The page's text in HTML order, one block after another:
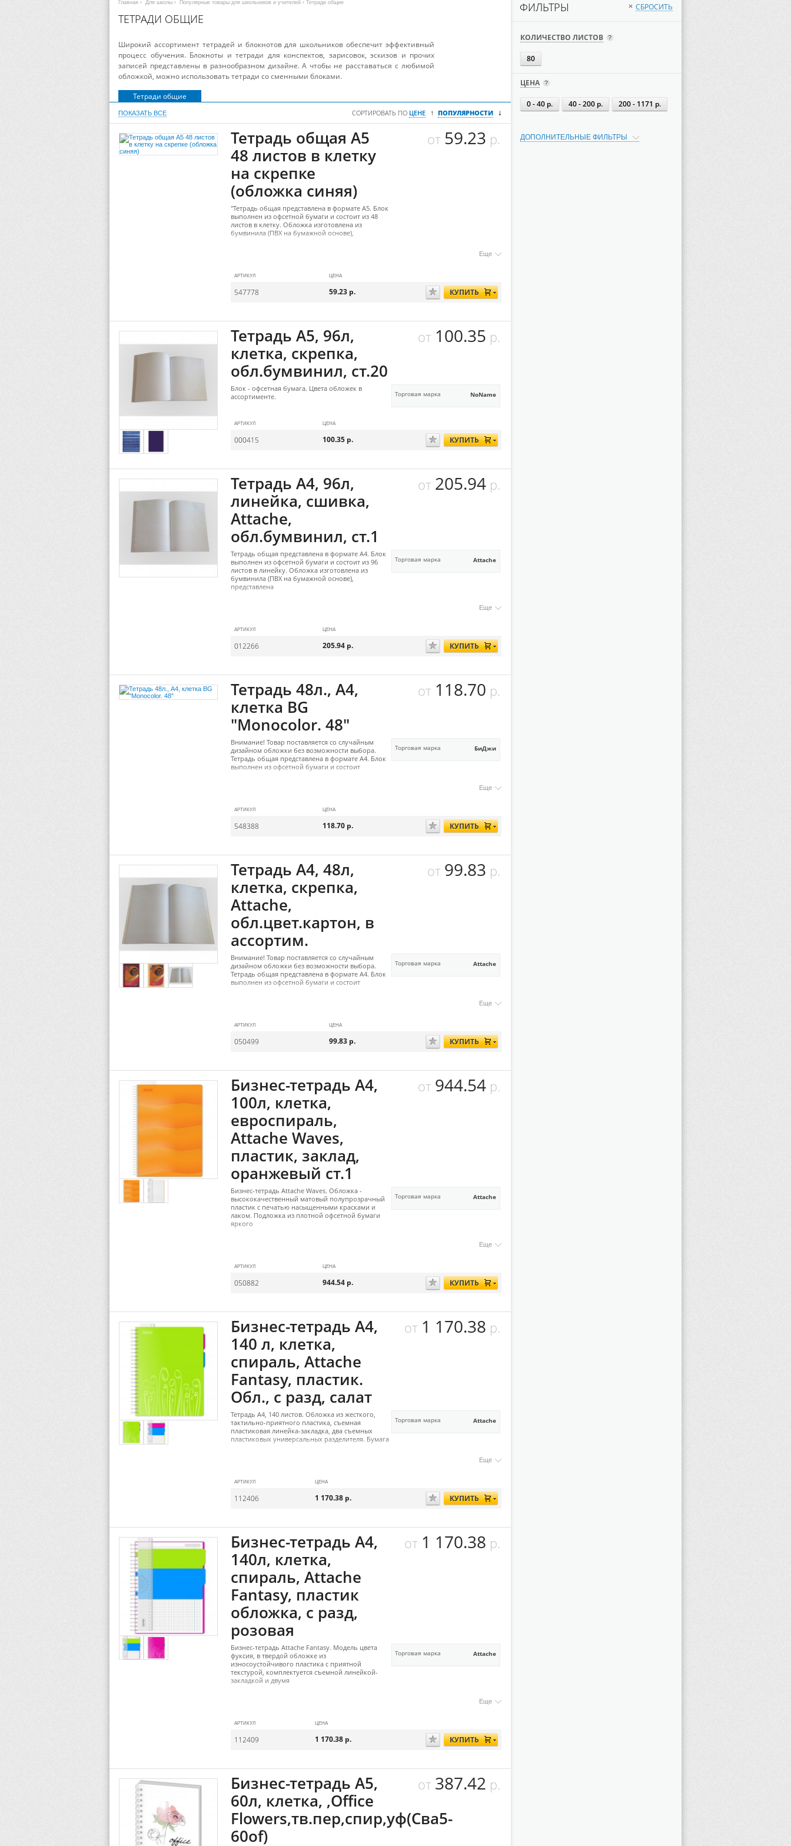
ФИЛЬТРЫ × СБРОСИТЬ
КОЛИЧЕСТВО ЛИСТОВ
80
ЦЕНА
0 - 40 р. 40 - 200 р. 200 - 1171 р.
ДОПОЛНИТЕЛЬНЫЕ ФИЛЬТРЫ
Главная › Для школы › Популярные товары для школьников и учителей › Тетради общие
ТЕТРАДИ ОБЩИЕ
Широкий ассортимент тетрадей и блокнотов для школьников обеспечит эффективный
процесс обучения. Блокноты и тетради для конспектов, зарисовок, эскизов и прочих
записей представлены в разнообразном дизайне. А чтобы не расставаться с любимой
обложкой, можно использовать тетради со сменными блоками.
Тетради общие
ПОКАЗАТЬ ВСЕ СОРТИРОВАТЬ ПО ЦЕНЕ ↑ ПОПУЛЯРНОСТИ ↓
Тетрадь общая А5
48 листов в клетку
на скрепке
(обложка синяя)
от 59.23 р.
"Тетрадь общая представлена в формате А5. Блок
выполнен из офсетной бумаги и состоит из 48
листов в клетку. Обложка изготовлена из
бумвинила (ПВХ на бумажной основе),
Еще
АРТИКУЛ ЦЕНА
547778 59.23 р. КУПИТЬ
Тетрадь А5, 96л,
клетка, скрепка,
обл.бумвинил, ст.20
от 100.35 р.
Блок - офсетная бумага. Цвета обложек в
ассортименте.
Торговая марка NoName
АРТИКУЛ ЦЕНА
000415 100.35 р. КУПИТЬ
Тетрадь А4, 96л,
линейка, сшивка,
Attache,
обл.бумвинил, ст.1
от 205.94 р.
Тетрадь общая представлена в формате А4. Блок
выполнен из офсетной бумаги и состоит из 96
листов в линейку. Обложка изготовлена из
бумвинила (ПВХ на бумажной основе),
представлена
Торговая марка Attache
Еще
АРТИКУЛ ЦЕНА
012266 205.94 р. КУПИТЬ
Тетрадь 48л., А4,
клетка BG
"Monocolor. 48"
от 118.70 р.
Внимание! Товар поставляется со случайным
дизайном обложки без возможности выбора.
Тетрадь общая представлена в формате А4. Блок
выполнен из офсетной бумаги и состоит
Торговая марка БиДжи
Еще
АРТИКУЛ ЦЕНА
548388 118.70 р. КУПИТЬ
Тетрадь А4, 48л,
клетка, скрепка,
Attache,
обл.цвет.картон, в
ассортим.
от 99.83 р.
Внимание! Товар поставляется со случайным
дизайном обложки без возможности выбора.
Тетрадь общая представлена в формате А4. Блок
выполнен из офсетной бумаги и состоит
Торговая марка Attache
Еще
АРТИКУЛ ЦЕНА
050499 99.83 р. КУПИТЬ
Бизнес-тетрадь А4,
100л, клетка,
евроспираль,
Attache Waves,
пластик, заклад,
оранжевый ст.1
от 944.54 р.
Бизнес-тетрадь Attache Waves. Обложка -
высококачественный матовый полупрозрачный
пластик с печатью насыщенными красками и
лаком. Подложка из плотной офсетной бумаги
яркого
Торговая марка Attache
Еще
АРТИКУЛ ЦЕНА
050882 944.54 р. КУПИТЬ
Бизнес-тетрадь А4,
140 л, клетка,
спираль, Attache
Fantasy, пластик.
Обл., с разд, салат
от 1 170.38 р.
Тетрадь А4, 140 листов. Обложка из жесткого,
тактильно-приятного пластика, съемная
пластиковая линейка-закладка, два съемных
пластиковых универсальных разделителя. Бумага
Торговая марка Attache
Еще
АРТИКУЛ ЦЕНА
112406 1 170.38 р. КУПИТЬ
Бизнес-тетрадь А4,
140л, клетка,
спираль, Attache
Fantasy, пластик
обложка, с разд,
розовая
от 1 170.38 р.
Бизнес-тетрадь Attache Fantasy. Модель цвета
фуксия, в твердой обложке из
износоустойчивого пластика с приятной
текстурой, комплектуется съемной линейкой-
закладкой и двумя
Торговая марка Attache
Еще
АРТИКУЛ ЦЕНА
112409 1 170.38 р. КУПИТЬ
Бизнес-тетрадь А5,
60л, клетка, ,Office
Flowers,тв.пер,спир,уф(Сва5-
60of)
от 387.42 р.